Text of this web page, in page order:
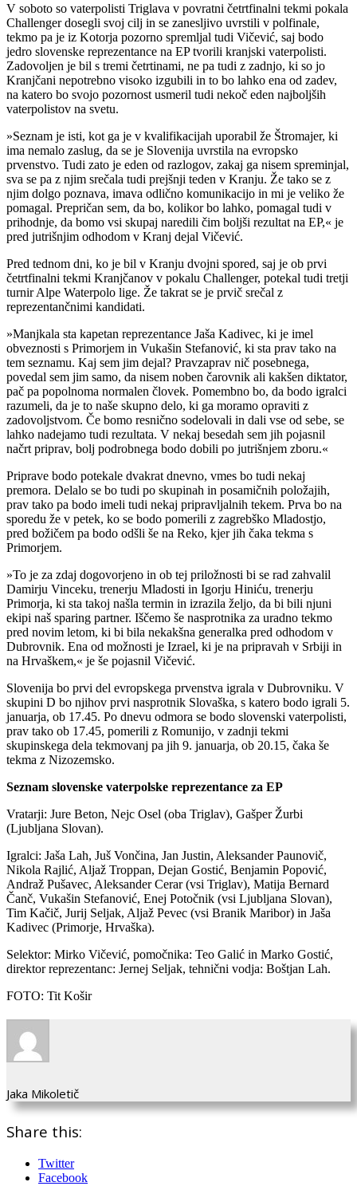
V soboto so vaterpolisti Triglava v povratni četrtfinalni tekmi pokala
Challenger dosegli svoj cilj in se zanesljivo uvrstili v polfinale,
tekmo pa je iz Kotorja pozorno spremljal tudi Vičević, saj bodo
jedro slovenske reprezentance na EP tvorili kranjski vaterpolisti.
Zadovoljen je bil s tremi četrtinami, ne pa tudi z zadnjo, ki so jo
Kranjčani nepotrebno visoko izgubili in to bo lahko ena od zadev,
na katero bo svojo pozornost usmeril tudi nekoč eden najboljših
vaterpolistov na svetu.
»Seznam je isti, kot ga je v kvalifikacijah uporabil že Štromajer, ki
ima nemalo zaslug, da se je Slovenija uvrstila na evropsko
prvenstvo. Tudi zato je eden od razlogov, zakaj ga nisem spreminjal,
sva se pa z njim srečala tudi prejšnji teden v Kranju. Že tako se z
njim dolgo poznava, imava odlično komunikacijo in mi je veliko že
pomagal. Prepričan sem, da bo, kolikor bo lahko, pomagal tudi v
prihodnje, da bomo vsi skupaj naredili čim boljši rezultat na EP,« je
pred jutrišnjim odhodom v Kranj dejal Vičević.
Pred tednom dni, ko je bil v Kranju dvojni spored, saj je ob prvi
četrtfinalni tekmi Kranjčanov v pokalu Challenger, potekal tudi tretji
turnir Alpe Waterpolo lige. Že takrat se je prvič srečal z
reprezentančnimi kandidati.
»Manjkala sta kapetan reprezentance Jaša Kadivec, ki je imel
obveznosti s Primorjem in Vukašin Stefanović, ki sta prav tako na
tem seznamu. Kaj sem jim dejal? Pravzaprav nič posebnega,
povedal sem jim samo, da nisem noben čarovnik ali kakšen diktator,
pač pa popolnoma normalen človek. Pomembno bo, da bodo igralci
razumeli, da je to naše skupno delo, ki ga moramo opraviti z
zadovoljstvom. Če bomo resnično sodelovali in dali vse od sebe, se
lahko nadejamo tudi rezultata. V nekaj besedah sem jih pojasnil
načrt priprav, bolj podrobnega bodo dobili po jutrišnjem zboru.«
Priprave bodo potekale dvakrat dnevno, vmes bo tudi nekaj
premora. Delalo se bo tudi po skupinah in posamičnih položajih,
prav tako pa bodo imeli tudi nekaj pripravljalnih tekem. Prva bo na
sporedu že v petek, ko se bodo pomerili z zagrebško Mladostjo,
pred božičem pa bodo odšli še na Reko, kjer jih čaka tekma s
Primorjem.
»To je za zdaj dogovorjeno in ob tej priložnosti bi se rad zahvalil
Damirju Vinceku, trenerju Mladosti in Igorju Hiniću, trenerju
Primorja, ki sta takoj našla termin in izrazila željo, da bi bili njuni
ekipi naš sparing partner. Iščemo še nasprotnika za uradno tekmo
pred novim letom, ki bi bila nekakšna generalka pred odhodom v
Dubrovnik. Ena od možnosti je Izrael, ki je na pripravah v Srbiji in
na Hrvaškem,« je še pojasnil Vičević.
Slovenija bo prvi del evropskega prvenstva igrala v Dubrovniku. V
skupini D bo njihov prvi nasprotnik Slovaška, s katero bodo igrali 5.
januarja, ob 17.45. Po dnevu odmora se bodo slovenski vaterpolisti,
prav tako ob 17.45, pomerili z Romunijo, v zadnji tekmi
skupinskega dela tekmovanj pa jih 9. januarja, ob 20.15, čaka še
tekma z Nizozemsko.
Seznam slovenske vaterpolske reprezentance za EP
Vratarji: Jure Beton, Nejc Osel (oba Triglav), Gašper Žurbi
(Ljubljana Slovan).
Igralci: Jaša Lah, Juš Vončina, Jan Justin, Aleksander Paunovič,
Nikola Rajlić, Aljaž Troppan, Dejan Gostić, Benjamin Popović,
Andraž Pušavec, Aleksander Cerar (vsi Triglav), Matija Bernard
Čanč, Vukašin Stefanović, Enej Potočnik (vsi Ljubljana Slovan),
Tim Kačič, Jurij Seljak, Aljaž Pevec (vsi Branik Maribor) in Jaša
Kadivec (Primorje, Hrvaška).
Selektor: Mirko Vičević, pomočnika: Teo Galić in Marko Gostić,
direktor reprezentanc: Jernej Seljak, tehnični vodja: Boštjan Lah.
FOTO: Tit Košir
Jaka Mikoletič
Share this:
Twitter
Facebook